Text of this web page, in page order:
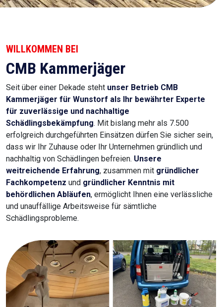
WILLKOMMEN BEI
CMB Kammerjäger
Seit über einer Dekade steht unser Betrieb CMB
Kammerjäger für Wunstorf als Ihr bewährter Experte
für zuverlässige und nachhaltige
Schädlingsbekämpfung. Mit bislang mehr als 7.500
erfolgreich durchgeführten Einsätzen dürfen Sie sicher sein,
dass wir Ihr Zuhause oder Ihr Unternehmen gründlich und
nachhaltig von Schädlingen befreien. Unsere
weitreichende Erfahrung, zusammen mit gründlicher
Fachkompetenz und gründlicher Kenntnis mit
behördlichen Abläufen, ermöglicht Ihnen eine verlässliche
und unauffällige Arbeitsweise für sämtliche
Schädlingsprobleme.